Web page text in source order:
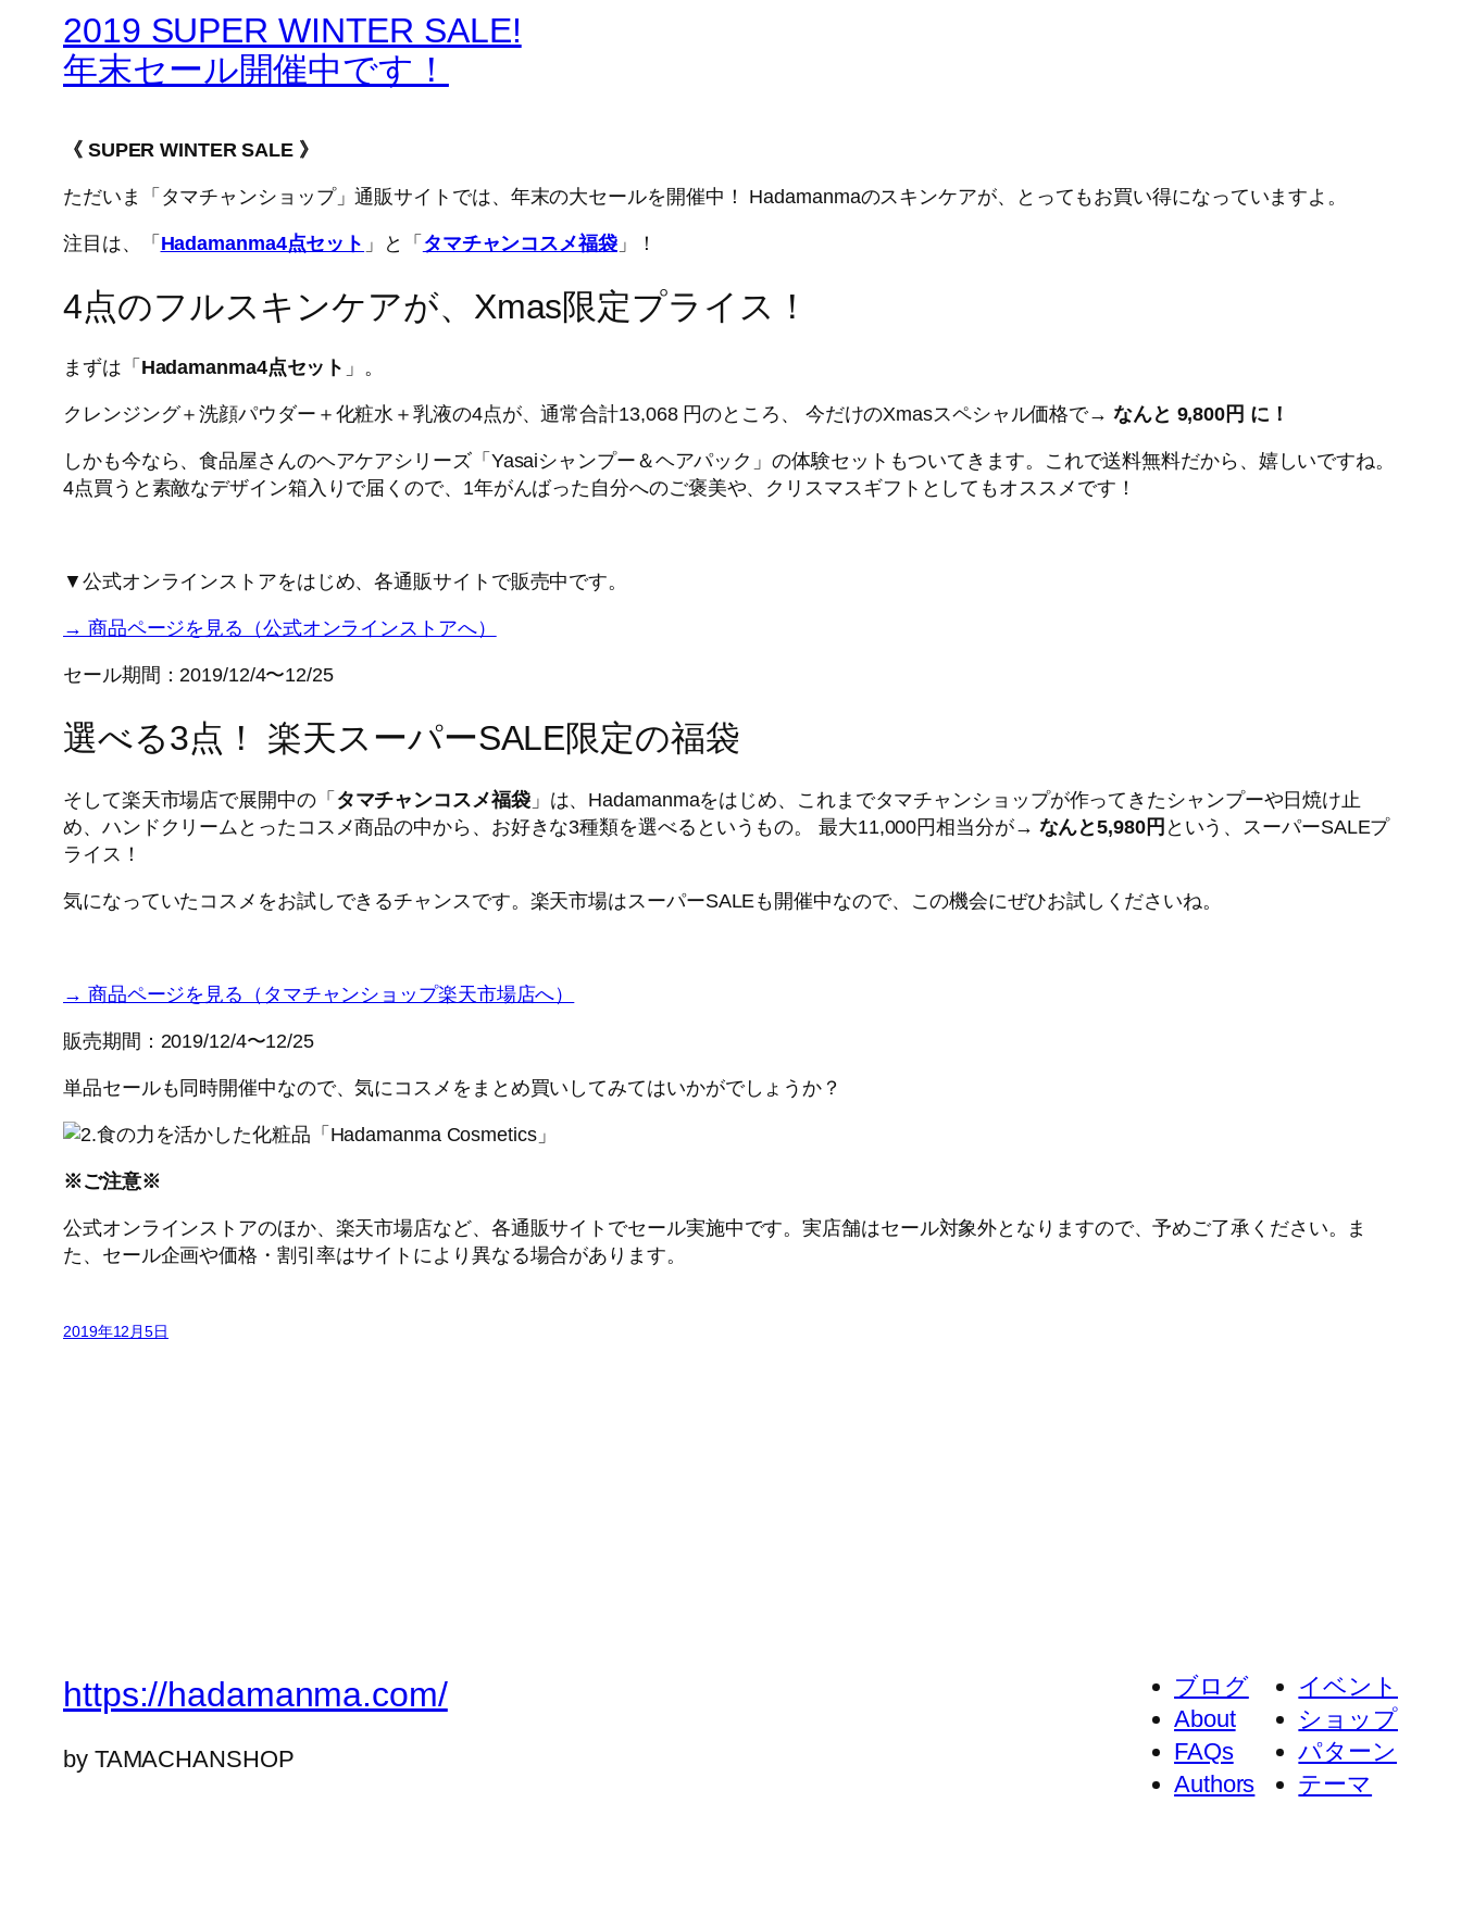
2019 SUPER WINTER SALE!
年末セール開催中です！
《 SUPER WINTER SALE 》
ただいま「タマチャンショップ」通販サイトでは、年末の大セールを開催中！ Hadamanmaのスキンケアが、とってもお買い得になっていますよ。
注目は、「 Hadamanma4点セット 」と「 タマチャンコスメ福袋」！
4点のフルスキンケアが、Xmas限定プライス！
まずは「 Hadamanma4点セット 」。
クレンジング＋洗顔パウダー＋化粧水＋乳液の4点が、通常合計13,068 円のところ、 今だけのXmasスペシャル価格で→ なんと 9,800円 に！
しかも今なら、食品屋さんのヘアケアシリーズ「Yasaiシャンプー＆ヘアパック」の体験セットもついてきます。これで送料無料だから、嬉しいですね。
4点買うと素敵なデザイン箱入りで届くので、1年がんばった自分へのご褒美や、クリスマスギフトとしてもオススメです！
▼公式オンラインストアをはじめ、各通販サイトで販売中です。
→ 商品ページを見る（公式オンラインストアへ）
セール期間：2019/12/4〜12/25
選べる3点！ 楽天スーパーSALE限定の福袋
そして楽天市場店で展開中の「 タマチャンコスメ福袋」は、Hadamanmaをはじめ、これまでタマチャンショップが作ってきたシャンプーや日焼け止
め、ハンドクリームとったコスメ商品の中から、お好きな3種類を選べるというもの。 最大11,000円相当分が→ なんと5,980円 という、スーパーSALEプ
ライス！
気になっていたコスメをお試しできるチャンスです。楽天市場はスーパーSALEも開催中なので、この機会にぜひお試しくださいね。
→ 商品ページを見る（タマチャンショップ楽天市場店へ）
販売期間：2019/12/4〜12/25
単品セールも同時開催中なので、気にコスメをまとめ買いしてみてはいかがでしょうか？
※ご注意※
公式オンラインストアのほか、楽天市場店など、各通販サイトでセール実施中です。実店舗はセール対象外となりますので、予めご了承ください。ま
た、セール企画や価格・割引率はサイトにより異なる場合があります。
2019年12月5日
https://hadamanma.com/
by TAMACHANSHOP
ブログ
About
FAQs
Authors
イベント
ショップ
パターン
テーマ